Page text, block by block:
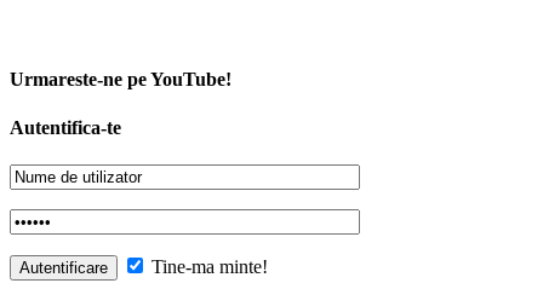
Urmareste-ne pe YouTube!
Autentifica-te
Tine-ma minte!